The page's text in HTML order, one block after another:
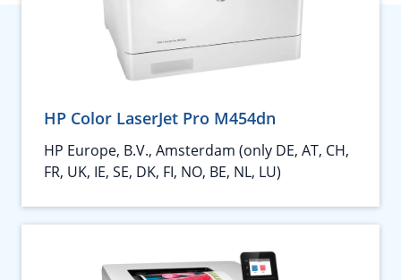
HP Color LaserJet Pro M454dn
HP Europe, B.V., Amsterdam (only DE, AT, CH,
FR, UK, IE, SE, DK, FI, NO, BE, NL, LU)